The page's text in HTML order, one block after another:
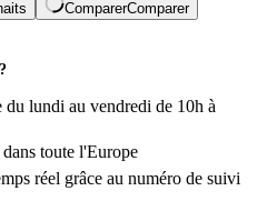
ComparerComparer
lundi au vendredi de 10h à
toute l'Europe
réel grâce au numéro de suivi